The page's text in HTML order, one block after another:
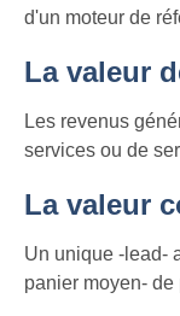
d'un moteur de
La valeur
Les revenus
services ou de
La valeur
Un unique -lead-
panier moyen-